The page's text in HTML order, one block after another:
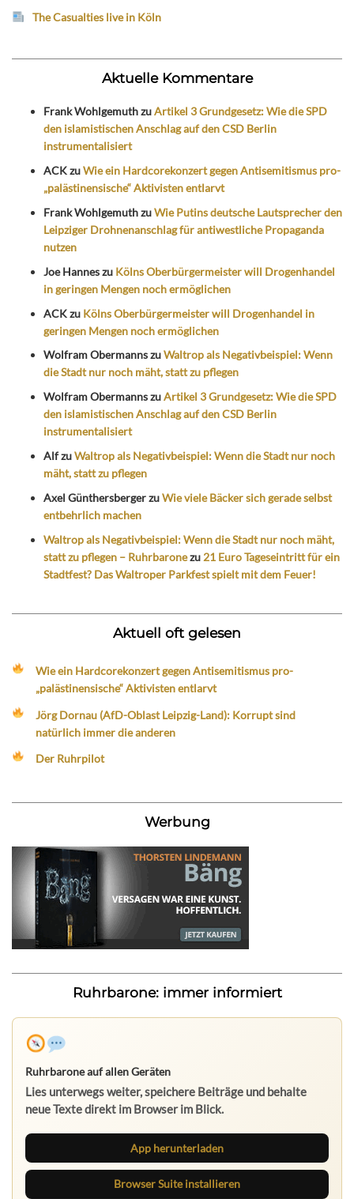
The Casualties live in Köln
Aktuelle Kommentare
Frank WohlgemuthzuArtikel 3 Grundgesetz: Wie die SPD
den islamistischen Anschlag auf den CSD Berlin
instrumentalisiert
ACKzuWie ein Hardcorekonzert gegen Antisemitismus pro-
„palästinensische“ Aktivisten entlarvt
Frank WohlgemuthzuWie Putins deutsche Lautsprecher den
Leipziger Drohnenanschlag für antiwestliche Propaganda
nutzen
Joe Hanneszu Kölns Oberbürgermeister will Drogenhandel
in geringen Mengen noch ermöglichen
ACKzu Kölns Oberbürgermeister will Drogenhandel in
geringen Mengen noch ermöglichen
Wolfram ObermannszuWaltrop als Negativbeispiel: Wenn
die Stadt nur noch mäht, statt zu pflegen
Wolfram ObermannszuArtikel 3 Grundgesetz: Wie die SPD
den islamistischen Anschlag auf den CSD Berlin
instrumentalisiert
AlfzuWaltrop als Negativbeispiel: Wenn die Stadt nur noch
mäht, statt zu pflegen
Axel GünthersbergerzuWie viele Bäcker sich gerade selbst
entbehrlich machen
Waltrop als Negativbeispiel: Wenn die Stadt nur noch mäht,
statt zu pflegen – Ruhrbaronezu 21 Euro Tageseintritt für ein
Stadtfest? Das Waltroper Parkfest spielt mit dem Feuer!
Aktuell oft gelesen
Wie ein Hardcorekonzert gegen Antisemitismus pro-
„palästinensische“ Aktivisten entlarvt
Jörg Dornau (AfD-Oblast Leipzig-Land): Korrupt sind
natürlich immer die anderen
Der Ruhrpilot
Werbung
Ruhrbarone: immer informiert
Ruhrbarone auf allen Geräten
Lies unterwegs weiter, speichere Beiträge und behalte
neue Texte direkt im Browser im Blick.
App herunterladen
Browser Suite installieren